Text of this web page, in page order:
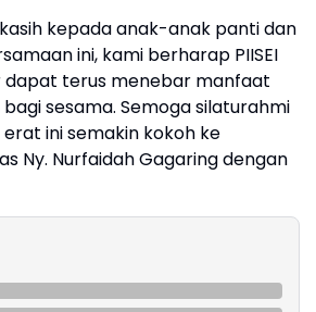
kepada anak-anak panti dan
ini, kami berharap PIISEI
dapat terus menebar manfaat
sesama. Semoga silaturahmi
ini semakin kokoh ke
Ny. Nurfaidah Gagaring dengan